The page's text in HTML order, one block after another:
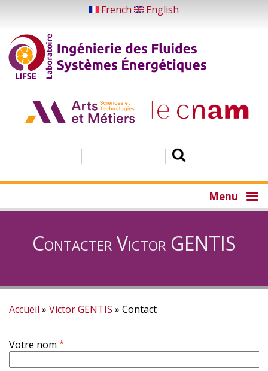
contenu
principal
French English
Menu
Contacter Victor GENTIS
d'Ariane
Accueil Victor GENTIS Contact
Votre nom